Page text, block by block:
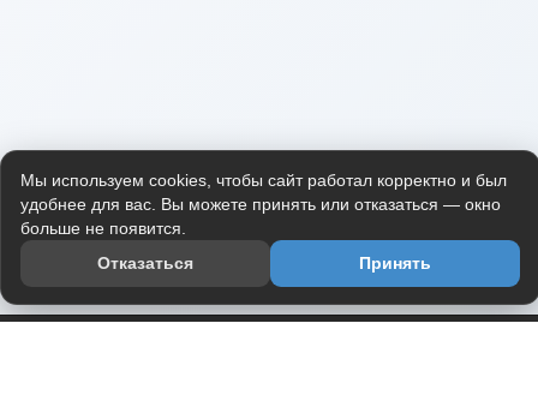
Мы используем cookies, чтобы сайт работал корректно и был
удобнее для вас. Вы можете принять или отказаться — окно
больше не появится.
Отказаться
Принять